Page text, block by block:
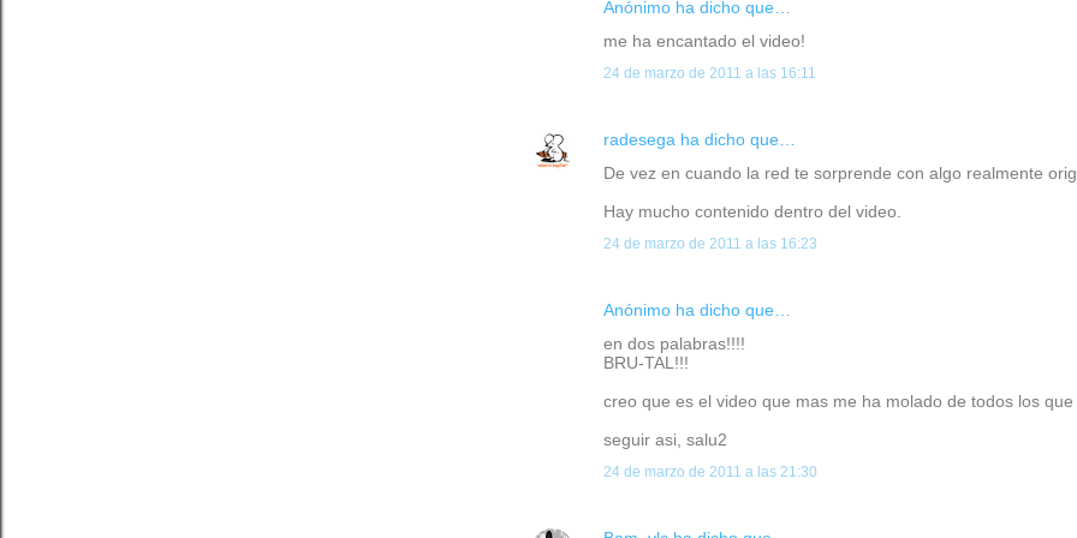
Anónimo ha dicho que…
me ha encantado el video!
24 de marzo de 2011 a las 16:11
radesega ha dicho que…
De vez en cuando la red te sorprende con algo realmente
Hay mucho contenido dentro del video.
24 de marzo de 2011 a las 16:23
Anónimo ha dicho que…
en dos palabras!!!!
BRU-TAL!!!
creo que es el video que mas me ha molado de todos los
seguir asi, salu2
24 de marzo de 2011 a las 21:30